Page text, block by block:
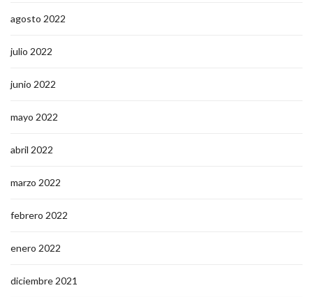
agosto 2022
julio 2022
junio 2022
mayo 2022
abril 2022
marzo 2022
febrero 2022
enero 2022
diciembre 2021